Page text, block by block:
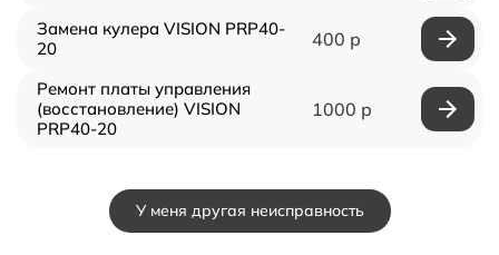
Замена кулера VISION PRP40-
20
400 р
Ремонт платы управления
(восстановление) VISION
PRP40-20
1000 р
У меня другая неисправность